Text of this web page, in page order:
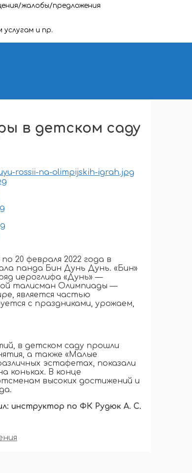
жалобы/предложения
услугам и пр.
в детском саду
20 февраля 2022 года в
панда Бин Дунь Дунь. «Бин»
иероглифа «Дунь» —
талисман Олимпиады —
является частью
с праздниками, урожаем,
в детском саду прошли
а также «Малые
эстафетах, показали
коньках. В конце
высоких достижений и
инструктор по ФК Рудюк А. С.